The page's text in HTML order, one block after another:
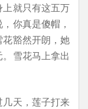
就只有这五万
你真是傻帽，
豁然开朗，她
雪花马上拿出
天，莲子打来